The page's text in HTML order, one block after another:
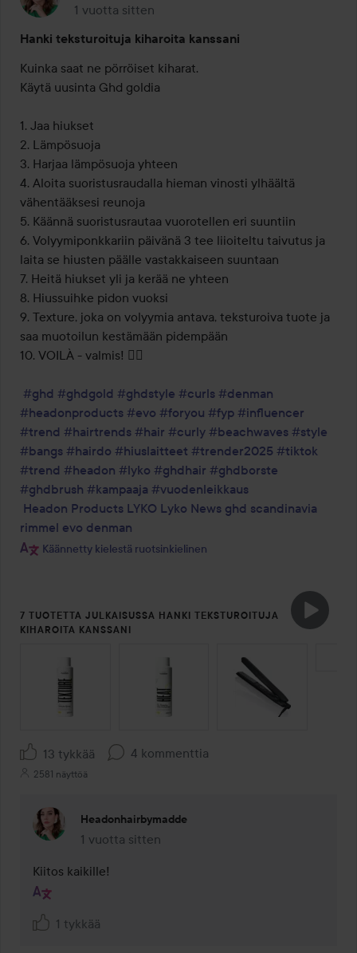
1 vuotta sitten
Viesti luotiin 1 vuotta sitten
Hanki teksturoituja kiharoita kanssani
Kuinka saat ne pörröiset kiharat.
Käytä uusinta Ghd goldia
1. Jaa hiukset
2. Lämpösuoja
3. Harjaa lämpösuoja yhteen
4. Aloita suoristusraudalla hieman vinosti ylhäältä
vähentääksesi reunoja
5. Käännä suoristusrautaa vuorotellen eri suuntiin
6. Volyymiponkkariin päivänä 3 tee liioiteltu taivutus ja
laita se hiusten päälle vastakkaiseen suuntaan
7. Heitä hiukset yli ja kerää ne yhteen
8. Hiussuihke pidon vuoksi
9. Texture, joka on volyymia antava, teksturoiva tuote ja
saa muotoilun kestämään pidempään
10. VOILÀ - valmis! ✌🏻
#ghd #ghdgold #ghdstyle #curls #denman
#headonproducts #evo #foryou #fyp #influencer
#trend #hairtrends #hair #curly #beachwaves #style
#bangs #hairdo #hiuslaitteet #trender2025 #tiktok
#trend #headon #lyko #ghdhair #ghdborste
#ghdbrush #kampaaja #vuodenleikkaus
Headon Products LYKO Lyko News ghd scandinavia
rimmel evo denman
Käännetty kielestä ruotsinkielinen
7 TUOTETTA JULKAISUSSA HANKI TEKSTUROITUJA
KIHAROITA KANSSANI
OHITA OSIO
13 tykkää 4 kommenttia
2581 näyttöä
Headonhairbymadde
1 vuotta sitten
Kommentti lisättiin 1 vuotta sitten
Kiitos kaikille!
1 tykkää